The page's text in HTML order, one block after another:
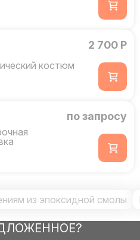
костюм
2 700 Р
по запросу
из эпоксидной смолы